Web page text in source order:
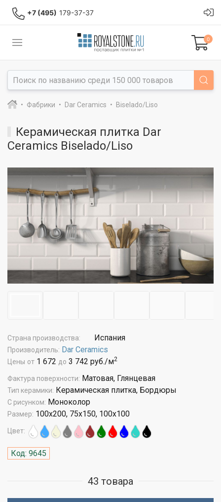
+7 (495) 179-37-37
0
Фабрики Dar Ceramics Biselado/Liso
Керамическая плитка Dar
Ceramics Biselado/Liso
Страна производства: Испания
Производитель: Dar Ceramics
Цены от 1 672 до 3 742 руб./м2
Фактура поверхности: Матовая, Глянцевая
Тип керамики: Керамическая плитка, Бордюры
С рисунком: Моноколор
Размер: 100x200, 75x150, 100x100
Цвет:
Код: 9645
43 товара